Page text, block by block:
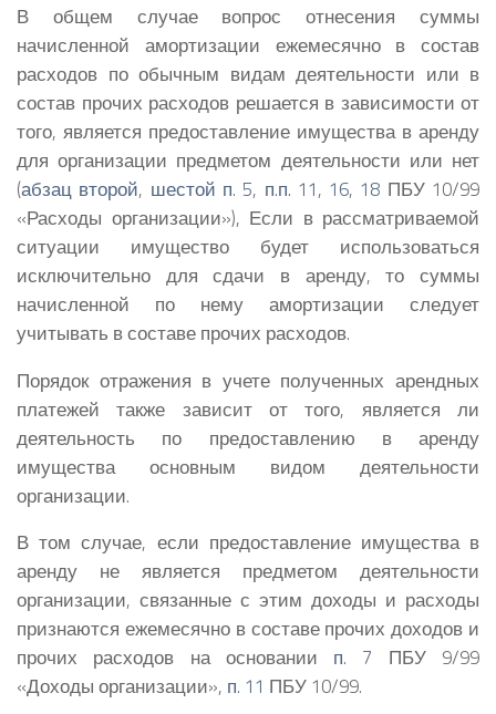
В общем случае вопрос отнесения суммы
начисленной амортизации ежемесячно в состав
расходов по обычным видам деятельности или в
состав прочих расходов решается в зависимости от
того, является предоставление имущества в аренду
для организации предметом деятельности или нет
(абзац второй, шестой п. 5, п.п. 11, 16, 18 ПБУ 10/99
«Расходы организации»), Если в рассматриваемой
ситуации имущество будет использоваться
исключительно для сдачи в аренду, то суммы
начисленной по нему амортизации следует
учитывать в составе прочих расходов.
Порядок отражения в учете полученных арендных
платежей также зависит от того, является ли
деятельность по предоставлению в аренду
имущества основным видом деятельности
организации.
В том случае, если предоставление имущества в
аренду не является предметом деятельности
организации, связанные с этим доходы и расходы
признаются ежемесячно в составе прочих доходов и
прочих расходов на основании п. 7 ПБУ 9/99
«Доходы организации», п. 11 ПБУ 10/99.